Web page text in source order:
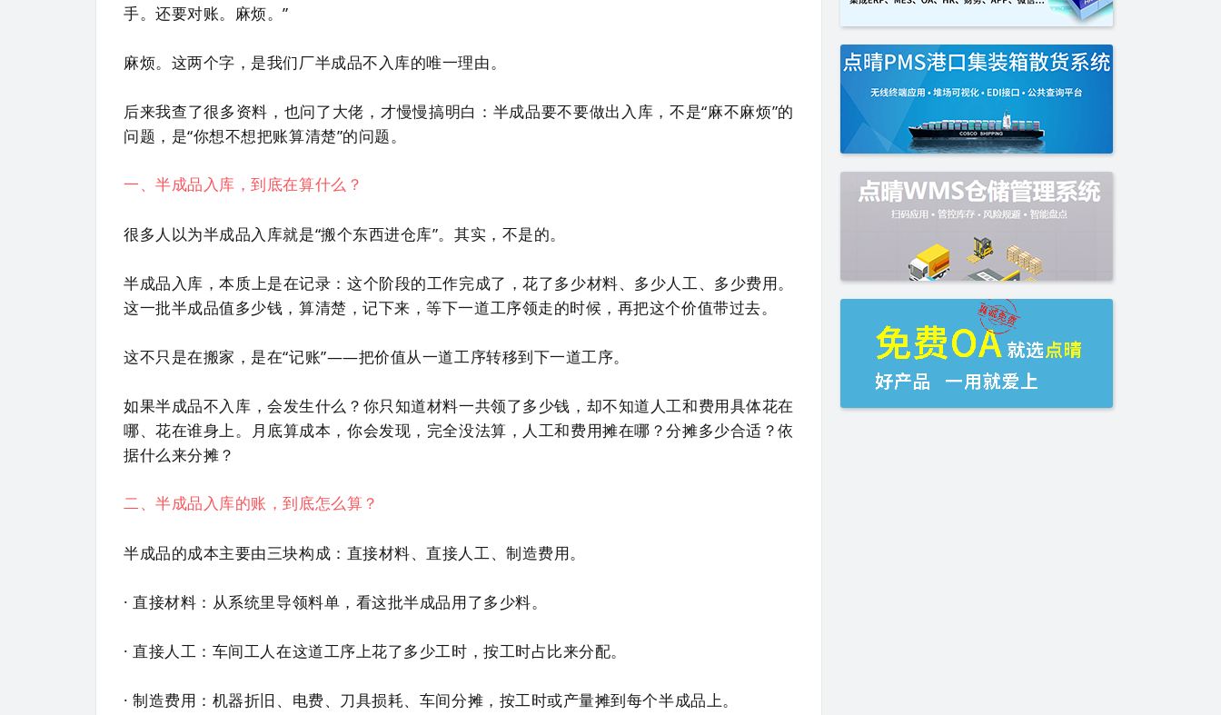
手。还要对账。麻烦。”
麻烦。这两个字，是我们厂半成品不入库的唯一理由。
后来我查了很多资料，也问了大佬，才慢慢搞明白：半成品要不要做出入库，不是“麻不麻烦”的
问题，是“你想不想把账算清楚”的问题。
一、半成品入库，到底在算什么？
很多人以为半成品入库就是“搬个东西进仓库”。其实，不是的。
半成品入库，本质上是在记录：这个阶段的工作完成了，花了多少材料、多少人工、多少费用。
这一批半成品值多少钱，算清楚，记下来，等下一道工序领走的时候，再把这个价值带过去。
这不只是在搬家，是在“记账”——把价值从一道工序转移到下一道工序。
如果半成品不入库，会发生什么？你只知道材料一共领了多少钱，却不知道人工和费用具体花在
哪、花在谁身上。月底算成本，你会发现，完全没法算，人工和费用摊在哪？分摊多少合适？依
据什么来分摊？
二、半成品入库的账，到底怎么算？
半成品的成本主要由三块构成：直接材料、直接人工、制造费用。
· 直接材料：从系统里导领料单，看这批半成品用了多少料。
· 直接人工：车间工人在这道工序上花了多少工时，按工时占比来分配。
· 制造费用：机器折旧、电费、刀具损耗、车间分摊，按工时或产量摊到每个半成品上。